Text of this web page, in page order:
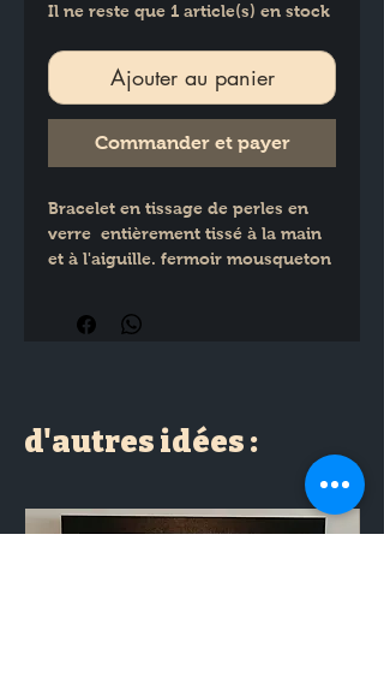
Il ne reste que 1 article(s) en stock
Ajouter au panier
Commander et payer
Bracelet en tissage de perles en
verre  entièrement tissé à la main
et à l'aiguille. fermoir mousqueton
d'autres idées :